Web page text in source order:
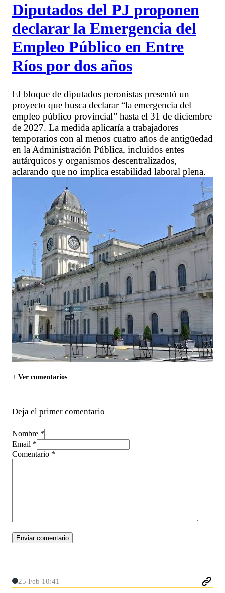
Diputados del PJ proponen
declarar la Emergencia del
Empleo Público en Entre
Ríos por dos años
El bloque de diputados peronistas presentó un
proyecto que busca declarar “la emergencia del
empleo público provincial” hasta el 31 de diciembre
de 2027. La medida aplicaría a trabajadores
temporarios con al menos cuatro años de antigüedad
en la Administración Pública, incluidos entes
autárquicos y organismos descentralizados,
aclarando que no implica estabilidad laboral plena.
+ Ver comentarios
Deja el primer comentario
Nombre *
Email *
Comentario *
25 Feb 10:41